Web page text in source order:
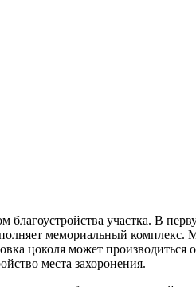
участка. В
мемориальный
цоколя может
места захоронения.